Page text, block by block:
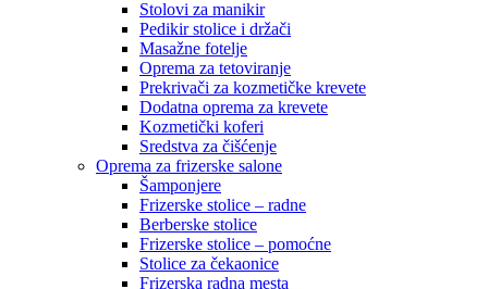
Stolovi za manikir
Pedikir stolice i držači
Masažne fotelje
Oprema za tetoviranje
Prekrivači za kozmetičke krevete
Dodatna oprema za krevete
Kozmetički koferi
Sredstva za čišćenje
Oprema za frizerske salone
Šamponjere
Frizerske stolice – radne
Berberske stolice
Frizerske stolice – pomoćne
Stolice za čekaonice
Frizerska radna mesta